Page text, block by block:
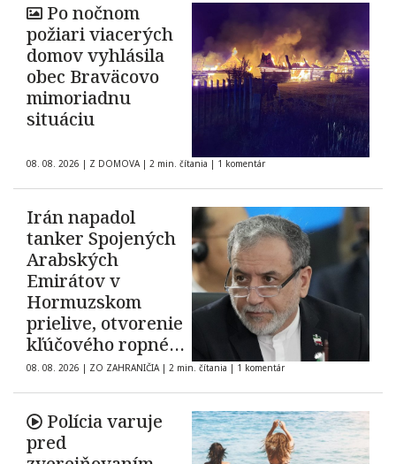
Po nočnom
požiari viacerých
domov vyhlásila
obec Braväcovo
mimoriadnu
situáciu
08. 08. 2026 | Z DOMOVA | 2 min. čítania | 1 komentár
Irán napadol
tanker Spojených
Arabských
Emirátov v
Hormuzskom
prielive, otvorenie
kľúčového ropného
koridoru ostáva
neisté
08. 08. 2026 | ZO ZAHRANIČIA | 2 min. čítania | 1 komentár
Polícia varuje
pred